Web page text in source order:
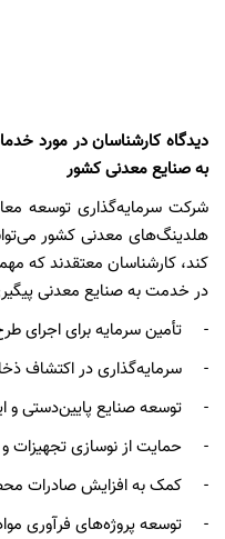
دیدگاه کارشناسان در مورد
به صنایع معدنی کشور
شرکت سرمایه‌گذاری توسعه
هلدینگ‌های معدنی کشور
کند، کارشناسان معتقدند که
در خدمت به صنایع معدنی
- تأمین سرمایه برای اجرای
- سرمایه‌گذاری در اکتشاف
- توسعه صنایع پایین‌دستی و
- حمایت از نوسازی تجهیزات و
- کمک به افزایش صادرات
- توسعه پروژه‌های فرآوری